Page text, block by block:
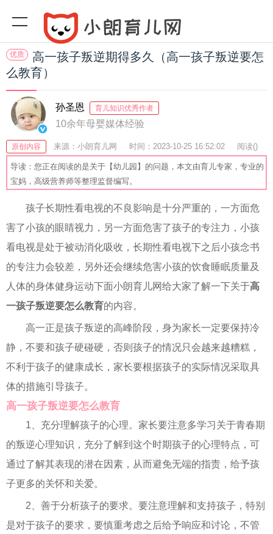
优质
高一孩子叛逆期得多久（高一孩子叛逆要怎
么教育）
孙圣恩 育儿知识优秀作者
10余年母婴媒体经验
原创内容 来源：小朗育儿网 时间：2023-10-25 16:52:02 阅读()
收藏：32 分享：58 爆
导读：您正在阅读的是关于【幼儿园】的问题，本文由育儿专家，专业的
宝妈，高级营养师等整理监督编写。
孩子长期性看电视的不良影响是十分严重的，一方面危
害了小孩的眼睛视力，另一方面危害了孩子的专注力，小孩
看电视是处于被动消化吸收，长期性看电视下之后小孩念书
的专注力会较差，另外还会继续危害小孩的饮食睡眠质量及
人体的身体健身运动下面小朗育儿网给大家了解一下关于高
一孩子叛逆要怎么教育的内容。
高一正是孩子叛逆的高峰阶段，身为家长一定要保持冷
静，不要和孩子硬碰硬，否则孩子的情况只会越来越糟糕，
不利于孩子的健康成长，家长要根据孩子的实际情况采取具
体的措施引导孩子。
高一孩子叛逆要怎么教育
1、充分理解孩子的心理。家长要注意多学习关于青春期
的叛逆心理知识，充分了解到这个时期孩子的心理特点，可
通过了解其表现的潜在因素，从而避免无端的指责，给予孩
子更多的关怀和关爱。
2、善于分析孩子的要求。要注意理解和支持孩子，特别
是对于孩子的要求，要慎重考虑之后给予响应和讨论，不管